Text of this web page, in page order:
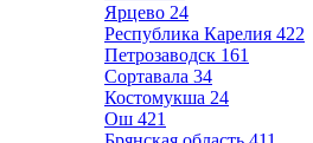
Ярцево 24
Республика Карелия 422
Петрозаводск 161
Сортавала 34
Костомукша 24
Ош 421